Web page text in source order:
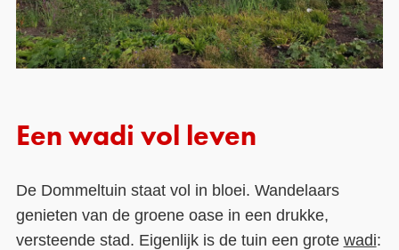
Een wadi vol leven
De Dommeltuin staat vol in bloei. Wandelaars
genieten van de groene oase in een drukke,
versteende stad. Eigenlijk is de tuin een grote wadi: